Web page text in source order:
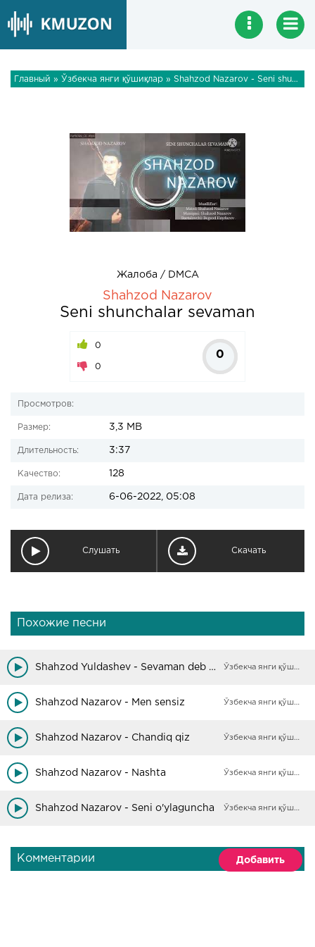
Главный » Ўзбекча янги қўшиқлар » Shahzod Nazarov - Seni shunchalar sevaman
Жалоба / DMCA
Shahzod Nazarov
Seni shunchalar sevaman
0
0
0
Просмотров:
Размер: 3,3 MB
Длительность: 3:37
Качество: 128
Дата релиза: 6-06-2022, 05:08
Слушать Скачать
Похожие песни
Shahzod Yuldashev - Sevaman deb aytolmadim Ўзбекча янги қўшиқлар
Shahzod Nazarov - Men sensiz Ўзбекча янги қўшиқлар
Shahzod Nazarov - Chandiq qiz Ўзбекча янги қўшиқлар
Shahzod Nazarov - Nashta Ўзбекча янги қўшиқлар
Shahzod Nazarov - Seni o'ylaguncha Ўзбекча янги қўшиқлар
Комментарии Добавить